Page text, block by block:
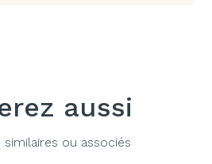
aussi
ou associés